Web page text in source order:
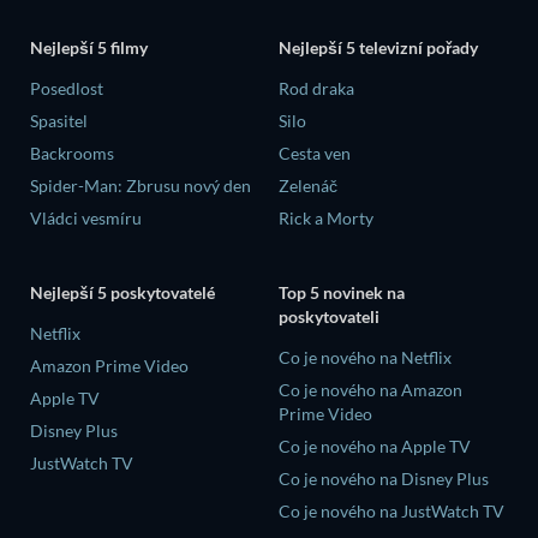
Nejlepší 5 filmy
Posedlost
Spasitel
Backrooms
Spider-Man: Zbrusu nový den
Vládci vesmíru
Nejlepší 5 televizní pořady
Rod draka
Silo
Cesta ven
Zelenáč
Rick a Morty
Nejlepší 5 poskytovatelé
Netflix
Amazon Prime Video
Apple TV
Disney Plus
JustWatch TV
Top 5 novinek na
poskytovateli
Co je nového na Netflix
Co je nového na Amazon
Prime Video
Co je nového na Apple TV
Co je nového na Disney Plus
Co je nového na JustWatch TV